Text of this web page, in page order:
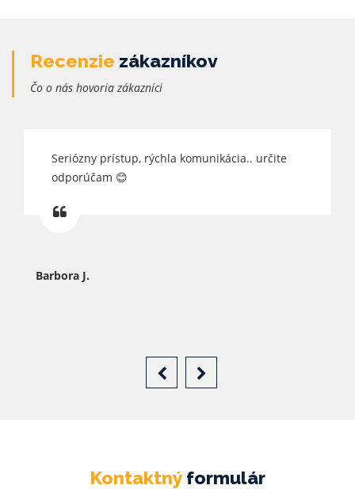
Recenzie zákazníkov
Čo o nás hovoria zákazníci
Seriózny prístup, rýchla komunikácia.. určite
odporúčam 😊
Barbora J.
Kontaktný formulár